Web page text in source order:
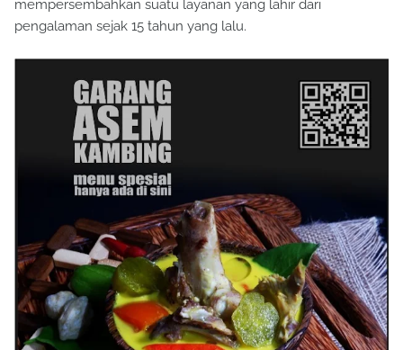
mempersembahkan suatu layanan yang lahir dari
pengalaman sejak 15 tahun yang lalu.